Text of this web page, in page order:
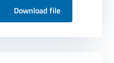
KBDownload file